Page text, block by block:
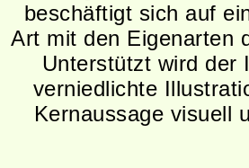
beschäftigt sich auf
Art mit den Eigenarten
Unterstützt wird der
verniedlichte
Kernaussage visuell